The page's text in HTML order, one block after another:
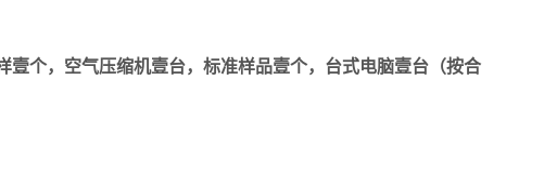
个，空气压缩机壹台，标准样品壹个，台式电脑壹台（按合